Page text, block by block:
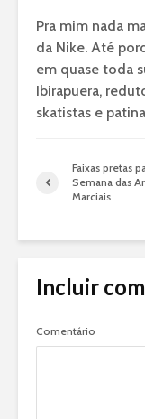
Pra mim nada
da Nike. Até
em quase toda
Ibirapuera,
skatistas e
Faixas pretas
Semana das
Marciais
Incluir
Comentário